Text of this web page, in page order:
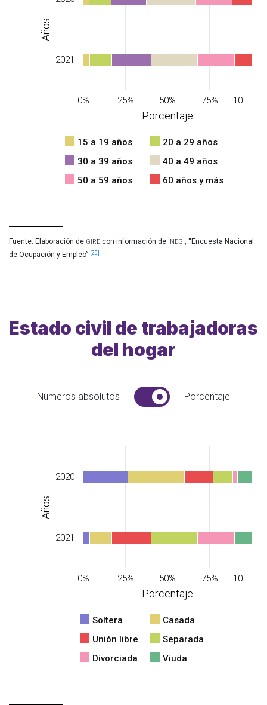
Años
Porcentaje
15 a 19 años
20 a 29 años
30 a 39 años
40 a 49 años
50 a 59 años
60 años y más
2021
0% 25% 50% 75% 10…
Fuente: Elaboración de gire con información de inegi, “Encuesta Nacional
de Ocupación y Empleo”. [20]
Estado civil de trabajadoras
del hogar
Números absolutos Porcentaje
Años
Porcentaje
Soltera
Casada
Unión libre
Separada
Divorciada
Viuda
2020
2021
0% 25% 50% 75% 10…